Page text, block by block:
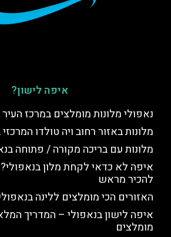
איפה לישון?
נאפולי מלונות מומלצים במרכז העיר
מלונות באזור רחוב ויה טולדו
מלונות עם בריכה מקורה / פתוחה
איפה לא כדאי לקחת מלון
להכיר מראש
האזורים הכי מומלצים ללינה
איפה לישון בנאפולי – המדריך
מומלצים